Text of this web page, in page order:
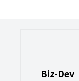
Biz-Dev